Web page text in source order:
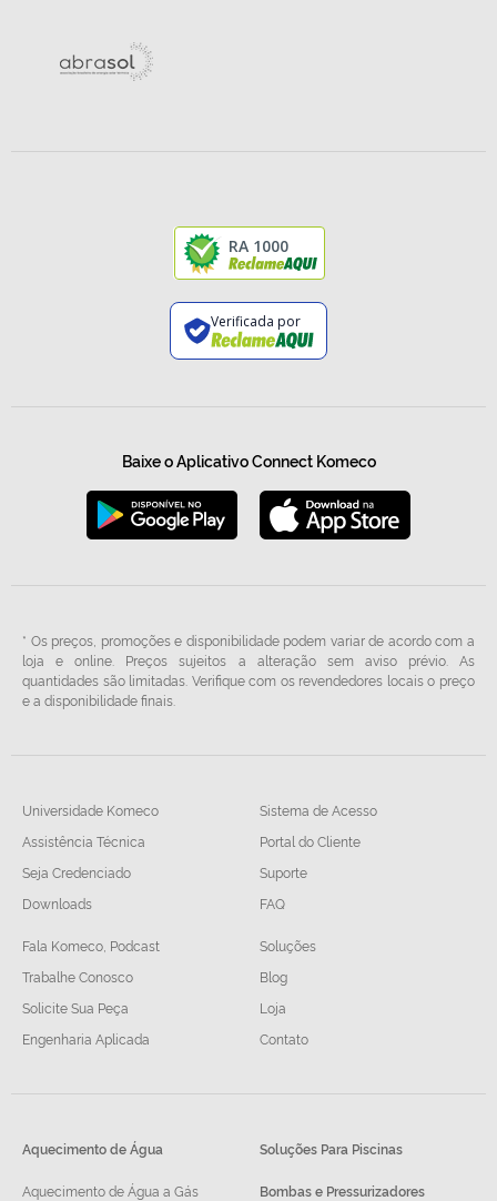
RA 1000
Verificada por
Baixe o Aplicativo Connect Komeco
* Os preços, promoções e disponibilidade podem variar de acordo com a
loja e online. Preços sujeitos a alteração sem aviso prévio. As
quantidades são limitadas. Verifique com os revendedores locais o preço
e a disponibilidade finais.
Universidade Komeco
Assistência Técnica
Seja Credenciado
Downloads
Sistema de Acesso
Portal do Cliente
Suporte
FAQ
Fala Komeco, Podcast
Trabalhe Conosco
Solicite Sua Peça
Engenharia Aplicada
Soluções
Blog
Loja
Contato
Aquecimento de Água
Aquecimento de Água a Gás
Soluções Para Piscinas
Bombas e Pressurizadores